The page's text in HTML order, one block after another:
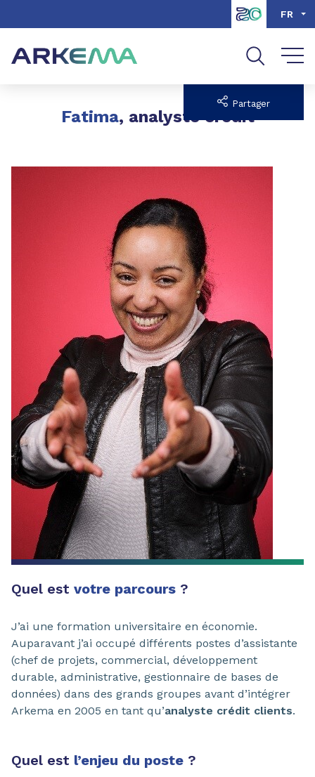
Aller à la recherche
FR
Fatima, analyste crédit
Partager
Quel est votre parcours ?
J’ai une formation universitaire en économie.
Auparavant j’ai occupé différents postes d’assistante
(chef de projets, commercial, développement
durable, administrative, gestionnaire de bases de
données) dans des grands groupes avant d’intégrer
Arkema en 2005 en tant qu’analyste crédit clients.
Quel est l’enjeu du poste ?